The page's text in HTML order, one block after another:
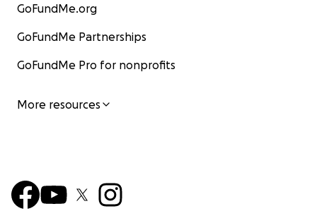
GoFundMe.org
GoFundMe Partnerships
GoFundMe Pro for nonprofits
More resources